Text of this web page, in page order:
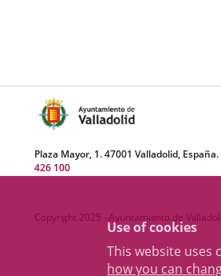
Use of cookies
This website
how you can
Plaza Mayor, 1. 47001 Valladolid,
426 100
Copyright 2025 - Ayuntamiento de